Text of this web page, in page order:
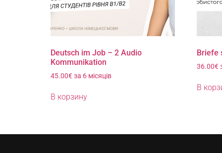
Deutsch im Job – 2 Audio
Kommunikation
45.00€за 6 місяців
В корзину
Briefe
36.00€
В